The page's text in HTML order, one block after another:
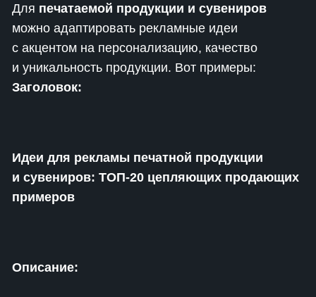
Для печатаемой продукции и сувениров
можно адаптировать рекламные идеи
с акцентом на персонализацию, качество
и уникальность продукции. Вот примеры:
Заголовок:
Идеи для рекламы печатной продукции
и сувениров: ТОП-20 цепляющих продающих
примеров
Описание: